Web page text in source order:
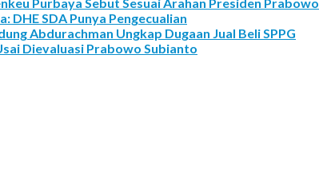
DHE SDA Punya Pengecualian
Abdurachman Ungkap Dugaan Jual Beli SPPG
Dievaluasi Prabowo Subianto